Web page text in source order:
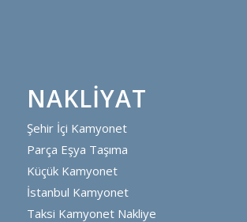
NAKLIYAT
Şehir İçi Kamyonet
Parça Eşya Taşıma
Küçük Kamyonet
İstanbul Kamyonet
Taksi Kamyonet Nakliye